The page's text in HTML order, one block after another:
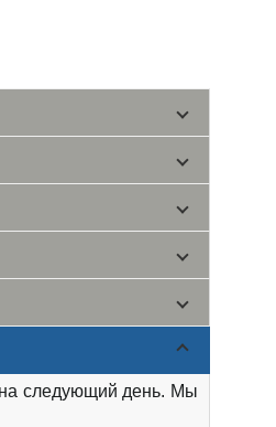
следующий день. Мы